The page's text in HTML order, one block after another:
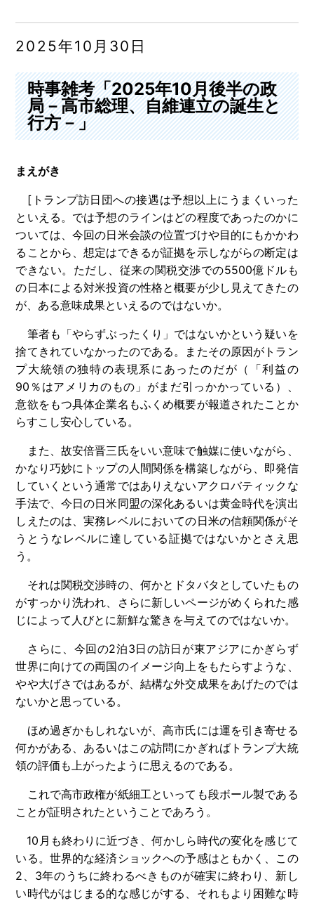
2025年10月30日
時事雑考「2025年10月後半の政
局－高市総理、自維連立の誕生と
行方－」
まえがき
[トランプ訪日団への接遇は予想以上にうまくいった
といえる。では予想のラインはどの程度であったのかに
ついては、今回の日米会談の位置づけや目的にもかかわ
ることから、想定はできるが証拠を示しながらの断定は
できない。ただし、従来の関税交渉での5500億ドルも
の日本による対米投資の性格と概要が少し見えてきたの
が、ある意味成果といえるのではないか。
筆者も「やらずぶったくり」ではないかという疑いを
捨てきれていなかったのである。またその原因がトラン
プ大統領の独特の表現系にあったのだが（「利益の
90％はアメリカのもの」がまだ引っかかっている）、
意欲をもつ具体企業名もふくめ概要が報道されたことか
らすこし安心している。
また、故安倍晋三氏をいい意味で触媒に使いながら、
かなり巧妙にトップの人間関係を構築しながら、即発信
していくという通常ではありえないアクロバティックな
手法で、今日の日米同盟の深化あるいは黄金時代を演出
しえたのは、実務レベルにおいての日米の信頼関係がそ
うとうなレベルに達している証拠ではないかとさえ思
う。
それは関税交渉時の、何かとドタバタとしていたもの
がすっかり洗われ、さらに新しいページがめくられた感
じによって人びとに新鮮な驚きを与えてのではないか。
さらに、今回の2泊3日の訪日が東アジアにかぎらず
世界に向けての両国のイメージ向上をもたらすような、
やや大げさではあるが、結構な外交成果をあげたのでは
ないかと思っている。
ほめ過ぎかもしれないが、高市氏には運を引き寄せる
何かがある、あるいはこの訪問にかぎればトランプ大統
領の評価も上がったように思えるのである。
これで高市政権が紙細工といっても段ボール製である
ことが証明されたということであろう。
10月も終わりに近づき、何かしら時代の変化を感じて
いる。世界的な経済ショックへの予感はともかく、この
2、3年のうちに終わるべきものが確実に終わり、新し
い時代がはじまる的な感じがする、それもより困難な時